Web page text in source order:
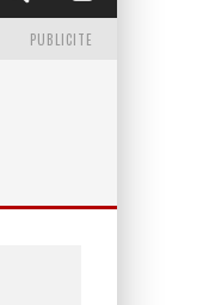
PUBLICITE